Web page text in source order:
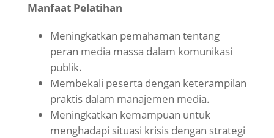
Manfaat Pelatihan
Meningkatkan pemahaman tentang
peran media massa dalam komunikasi
publik.
Membekali peserta dengan keterampilan
praktis dalam manajemen media.
Meningkatkan kemampuan untuk
menghadapi situasi krisis dengan strategi